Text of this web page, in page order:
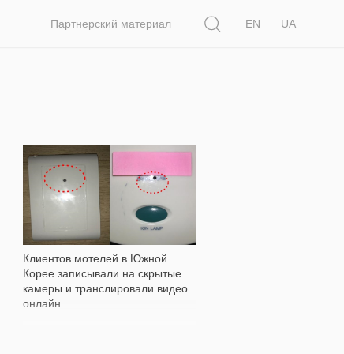
Партнерский материал
EN
UA
Клиентов мотелей в Южной
Корее записывали на скрытые
камеры и транслировали видео
онлайн
3 983